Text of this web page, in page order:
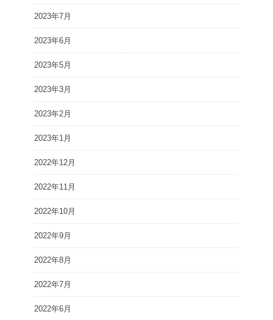
2023年7月
2023年6月
2023年5月
2023年3月
2023年2月
2023年1月
2022年12月
2022年11月
2022年10月
2022年9月
2022年8月
2022年7月
2022年6月